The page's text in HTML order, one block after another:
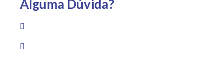
Alguma Dúvida?